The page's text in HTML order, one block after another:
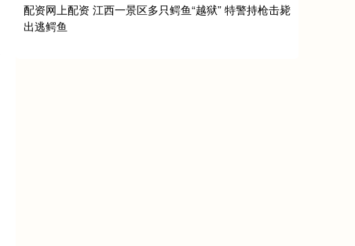
配资网上配资 江西一景区多只鳄鱼“越狱” 特警持枪击毙
出逃鳄鱼